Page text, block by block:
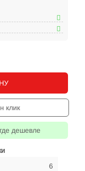
клик
дешевле
6